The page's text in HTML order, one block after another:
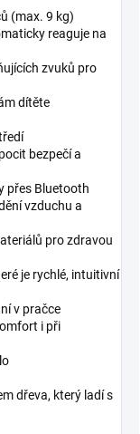
(max. 9 kg)
reaguje na
zvuků pro
dítěte
bezpečí a
přes Bluetooth
vzduchu a
pro zdravou
je rychlé, intuitivní
v pračce
i při
dřeva, který ladí s